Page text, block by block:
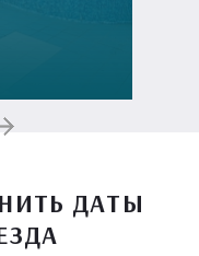
ДАТЫ